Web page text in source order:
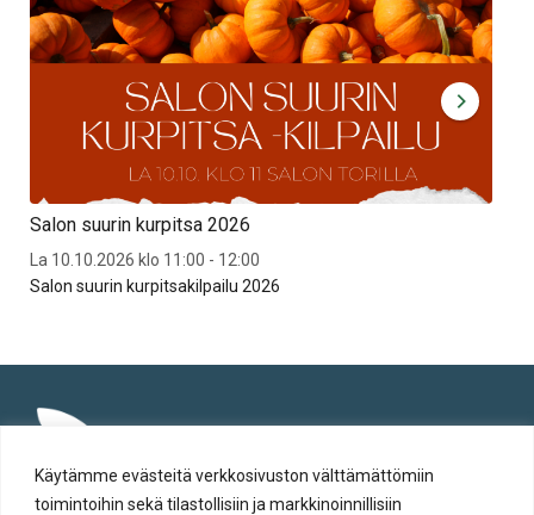
Käytämme evästeitä verkkosivuston välttämättömiin
toimintoihin sekä tilastollisiin ja markkinoinnillisiin
Salon suurin kurpitsa 2026
La 10.10.2026 klo 11:00 - 12:00
Salon suurin kurpitsakilpailu 2026